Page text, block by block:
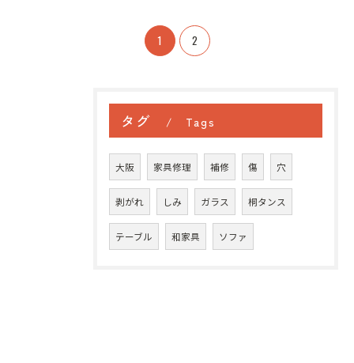
1 2
タグ Tags
大阪 家具修理 補修 傷 穴
剥がれ しみ ガラス 桐タンス
テーブル 和家具 ソファ